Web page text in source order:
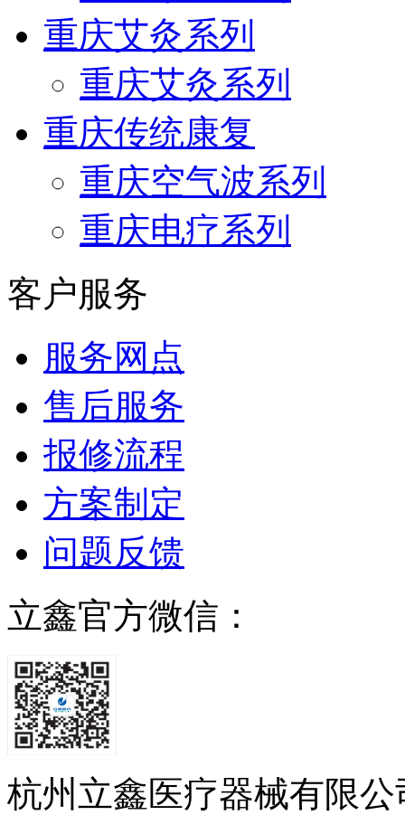
重庆艾灸系列
重庆艾灸系列
重庆传统康复
重庆空气波系列
重庆电疗系列
客户服务
服务网点
售后服务
报修流程
方案制定
问题反馈
立鑫官方微信：
杭州立鑫医疗器械有限